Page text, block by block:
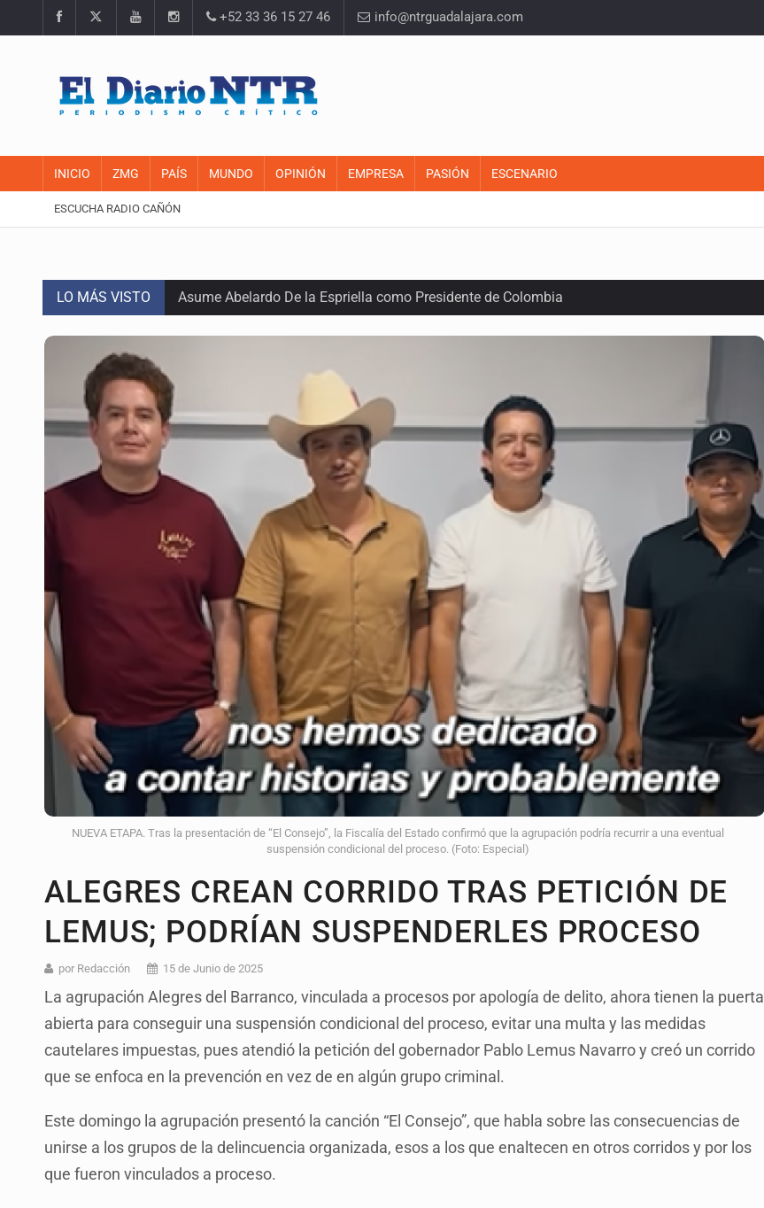
+52 33 36 15 27 46 info@ntrguadalajara.com
INICIO ZMG PAÍS MUNDO OPINIÓN EMPRESA PASIÓN ESCENARIO
ESCUCHA RADIO CAÑÓN
LO MÁS VISTO Asume Abelardo De la Espriella como Presidente de Colombia
Policías bajo la mira: La CEDHJ documenta su implicación en desapariciones forzadas
Procesan a el “R1”, presunto líder criminal en Jalisco y Michoacán
Detienen a tres miembros de red transnacional de tráfico de personas
Balean a hombre en calles de la colonia Buenos Aires; detonación alarma a vecinos
Llega en carreta al hospital tras recibir golpes en la cabeza en la colonia Americana
Motociclista fue perseguido y asesinado frente a un templo en Guadalajara
Descartan riesgo tras reportes de olor a gas en tres colonias de Tlaquepaque
Cae en Zapopan prófugo estadounidense buscado por Interpol
Resalta Fujimori restablecimiento de relaciones con México
NUEVA ETAPA. Tras la presentación de “El Consejo”, la Fiscalía del Estado confirmó que la agrupación podría recurrir a una eventual
suspensión condicional del proceso. (Foto: Especial)
ALEGRES CREAN CORRIDO TRAS PETICIÓN DE
LEMUS; PODRÍAN SUSPENDERLES PROCESO
por Redacción 15 de Junio de 2025
La agrupación Alegres del Barranco, vinculada a procesos por apología de delito, ahora tienen la puerta
abierta para conseguir una suspensión condicional del proceso, evitar una multa y las medidas
cautelares impuestas, pues atendió la petición del gobernador Pablo Lemus Navarro y creó un corrido
que se enfoca en la prevención en vez de en algún grupo criminal.
Este domingo la agrupación presentó la canción “El Consejo”, que habla sobre las consecuencias de
unirse a los grupos de la delincuencia organizada, esos a los que enaltecen en otros corridos y por los
que fueron vinculados a proceso.